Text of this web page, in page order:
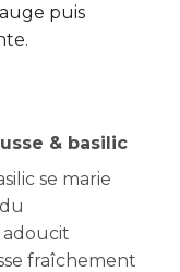
puis
& basilic
se marie
adoucit
fraîchement